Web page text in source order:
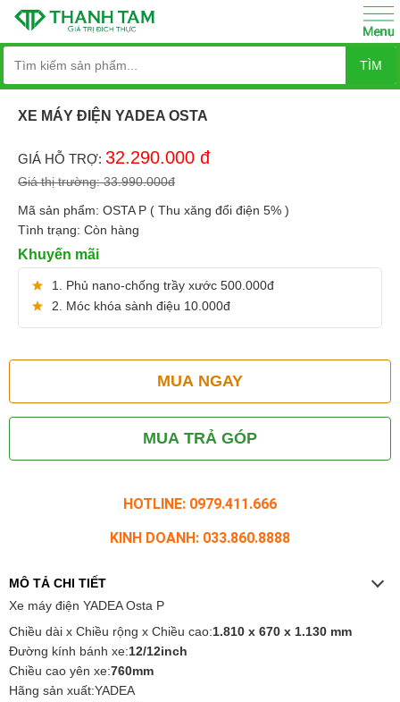
TÌM
XE MÁY ĐIỆN YADEA OSTA
GIÁ HỖ TRỢ: 32.290.000 đ
Giá thị trường:33.990.000đ
Mã sản phẩm: OSTA P ( Thu xăng đổi điện 5% )
Tình trạng: Còn hàng
Khuyến mãi
1. Phủ nano-chống trầy xước 500.000đ
2. Móc khóa sành điệu 10.000đ
MUA NGAY
MUA TRẢ GÓP
HOTLINE: 0979.411.666
KINH DOANH: 033.860.8888
MÔ TẢ CHI TIẾT
Xe máy điện YADEA Osta P
Chiều dài x Chiều rộng x Chiều cao:1.810 x 670 x 1.130 mm
Đường kính bánh xe:12/12inch
Chiều cao yên xe:760mm
Hãng sản xuất:YADEA